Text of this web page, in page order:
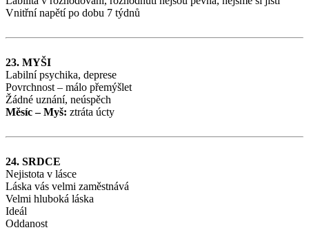
Vnitřní napětí po dobu 7 týdnů
23. MYŠI
Labilní psychika, deprese
Povrchnost – málo přemýšlet
Žádné uznání, neúspěch
Měsíc – Myš: ztráta úcty
24. SRDCE
Nejistota v lásce
Láska vás velmi zaměstnává
Velmi hluboká láska
Ideál
Oddanost